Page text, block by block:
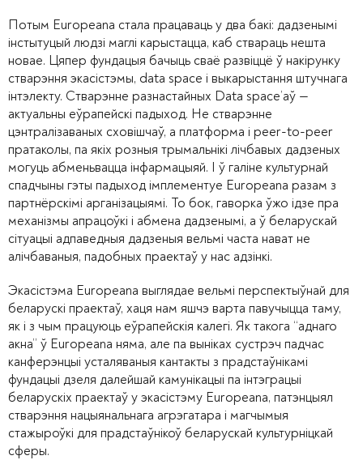
Потым Europeana стала працаваць у два бакі: дадзенымі
інстытуцый людзі маглі карыстацца, каб ствараць нешта
новае. Цяпер фундацыя бачыць сваё развіццё ў накірунку
стварэння экасістэмы, data space і выкарыстання штучнага
інтэлекту. Стварэнне разнастайных Data space’аў —
актуальны еўрапейскі падыход. Не стварэнне
цэнтралізаваных сховішчаў, а платформа і peer-to-peer
пратаколы, па якіх розныя трымальнікі лічбавых дадзеных
могуць абменьвацца інфармацыяй. І ў галіне культурнай
спадчыны гэты падыход імплементуе Europeana разам з
партнёрскімі арганізацыямі. То бок, гаворка ўжо ідзе пра
механізмы апрацоўкі і абмена дадзенымі, а ў беларускай
сітуацыі адпаведныя дадзеныя вельмі часта нават не
алічбаваныя, падобных праектаў у нас адзінкі.
Экасістэма Europeana выглядае вельмі перспектыўнай для
беларускі праектаў, хаця нам яшчэ варта павучыцца таму,
як і з чым працуюць еўрапейскія калегі. Як такога “аднаго
акна” ў Europeana няма, але па выніках сустрэч падчас
канферэнцыі усталяваныя кантакты з прадстаўнікамі
фундацыі дзеля далейшай камунікацыі па інтэграцыі
беларускіх праектаў у экасістэму Europeana, патэнцыял
стварэння нацыянальнага агрэгатара і магчымыя
стажыроўкі для прадстаўнікоў беларускай культурніцкай
сферы.